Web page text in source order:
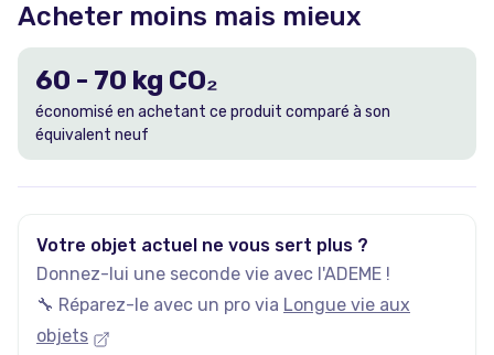
Acheter moins mais mieux
60 - 70 kg CO₂
économisé en achetant ce produit comparé à son
équivalent neuf
Votre objet actuel ne vous sert plus ?
Donnez-lui une seconde vie avec l'ADEME !
🔧 Réparez-le avec un pro via Longue vie aux
objets